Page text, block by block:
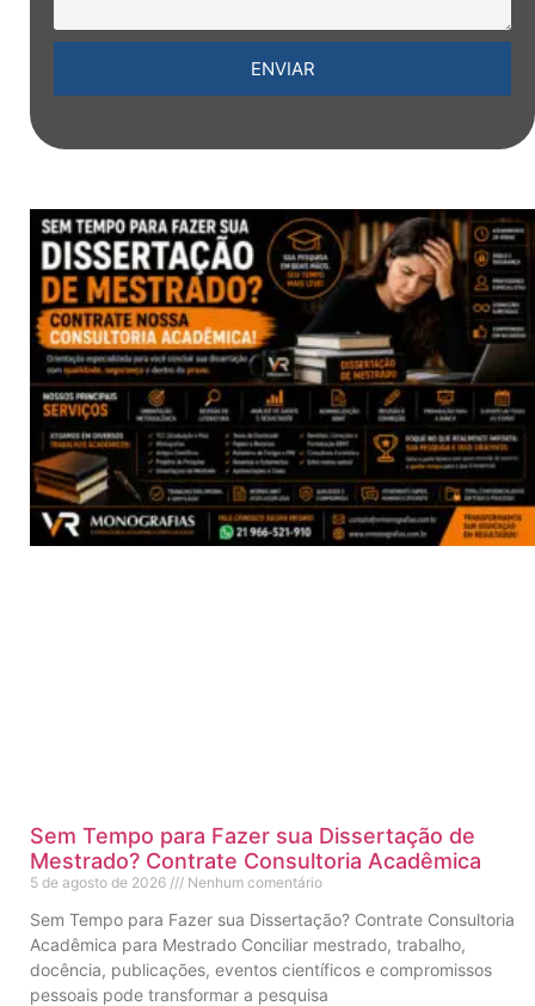
ENVIAR
Sem Tempo para Fazer sua Dissertação de
Mestrado? Contrate Consultoria Acadêmica
5 de agosto de 2026 Nenhum comentário
Sem Tempo para Fazer sua Dissertação? Contrate Consultoria
Acadêmica para Mestrado Conciliar mestrado, trabalho,
docência, publicações, eventos científicos e compromissos
pessoais pode transformar a pesquisa